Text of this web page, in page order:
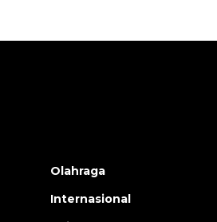
Olahraga
Internasional